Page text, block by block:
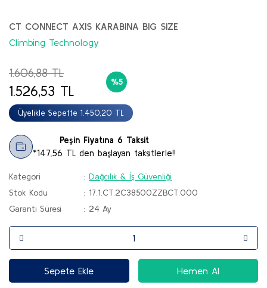
CT CONNECT AXIS KARABINA BIG SIZE
Climbing Technology
1.606,88 TL
1.526,53 TL
Üyelikle Sepette 1.450,20 TL
%5
Peşin Fiyatına 6 Taksit
*147,56 TL den başlayan taksitlerle!!
Kategori
Dağcılık & İş Güvenliği
Stok Kodu
17.1.CT.2C38500ZZBCT.000
Garanti Süresi
24 Ay
Sepete Ekle Hemen Al